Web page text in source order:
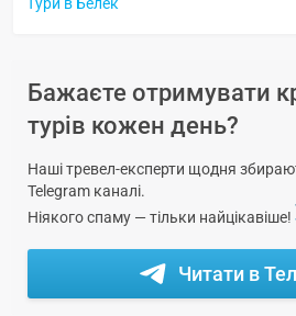
Бажаєте отримувати
турів кожен день?
Наші тревел-експерти щодня
Telegram каналі.
Ніякого спаму — тільки найцікавіше!
Читати в